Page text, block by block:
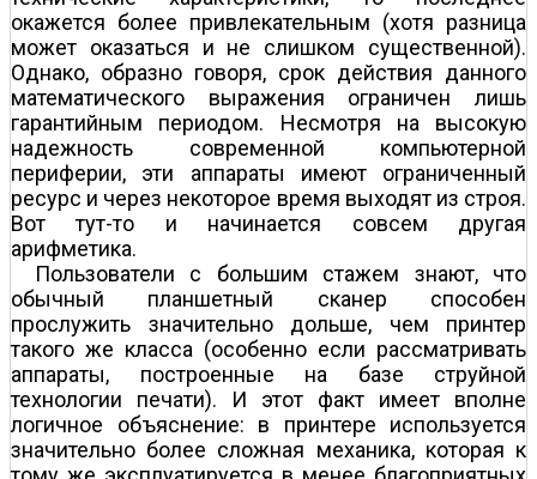
окажется более привлекательным (хотя разница
может оказаться и не слишком существенной).
Однако, образно говоря, срок действия данного
математического выражения ограничен лишь
гарантийным периодом. Несмотря на высокую
надежность современной компьютерной
периферии, эти аппараты имеют ограниченный
ресурс и через некоторое время выходят из строя.
Вот тут-то и начинается совсем другая
арифметика.
Пользователи с большим стажем знают, что
обычный планшетный сканер способен
прослужить значительно дольше, чем принтер
такого же класса (особенно если рассматривать
аппараты, построенные на базе струйной
технологии печати). И этот факт имеет вполне
логичное объяснение: в принтере используется
значительно более сложная механика, которая к